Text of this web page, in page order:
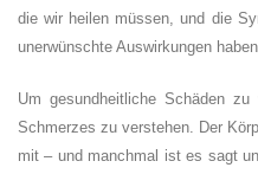
die wir heilen müssen, und die
unerwünschte Auswirkungen
Um gesundheitliche Schäden
Schmerzes zu verstehen. Der
mit – und manchmal ist es sagt